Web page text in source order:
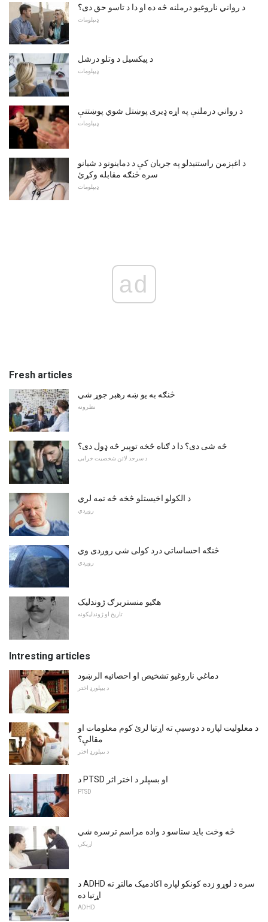
د رواني ناروغیو درملنه څه ده او دا د تاسو حق دی؟
ډیپلومات
د پیکسیل د وتلو درشل
ډیپلومات
د رواني درملنې په اړه ډیری پوښتل شوي پوښتنې
ډیپلومات
د اغېزمن راستنیدلو په جریان کې د دماینونو د شیانو
سره څنګه مقابله وکړئ
ډیپلومات
ad
Fresh articles
څنګه به یو ښه رهبر جوړ شي
نظرونه
څه شی دی؟ دا د ګناه څخه توپیر څه ډول دی؟
د سرحد لائن شخصیت خرابی
د الکولو اخیستلو څخه څه تمه لري
روږدي
څنګه احساساتي درد کولی شي روږدی وي
روږدي
هګیو منستربرګ ژوندلیک
تاریخ او ژوندلیکونه
Intresting articles
دماغي ناروغیو تشخیص او احصائیه الرښود
د بیپلورډ اختر
د معلولیت لپاره د دوسیې ته اړتیا لرئ کوم معلومات او
مقالې؟
د بیپلورډ اختر
د PTSD او بسپلر د اختر اثر
PTSD
څه وخت باید ستاسو د واده مراسم ترسره شي
اړیکې
د ADHD سره د لوړو زده کونکو لپاره اکادمیک مالتړ ته
اړتیا ده
ADHD